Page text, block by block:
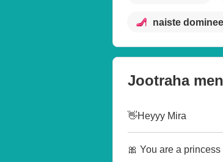
naiste
Jootraha
👋Heyyy Mira
🎀 You are a princess